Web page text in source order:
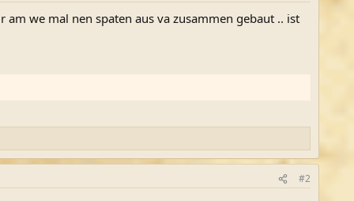
we mal nen spaten aus va zusammen gebaut .. ist
#2